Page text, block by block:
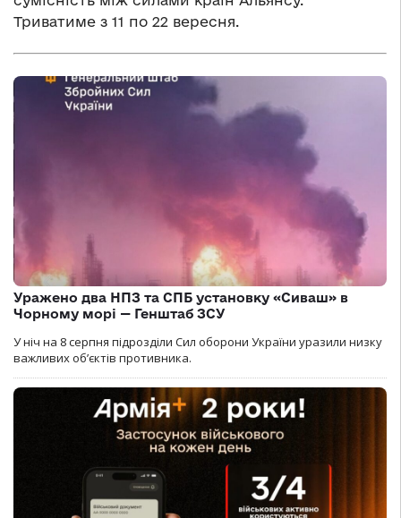
Триватиме з 11 по 22 вересня.
Уражено два НПЗ та СПБ установку «Сиваш» в
Чорному морі — Генштаб ЗСУ
У ніч на 8 серпня підрозділи Сил оборони України уразили низку
важливих об’єктів противника.